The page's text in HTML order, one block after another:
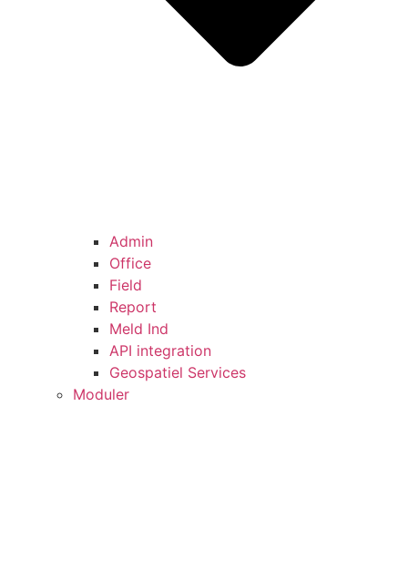
Admin
Office
Field
Report
Meld Ind
API integration
Geospatiel Services
Moduler